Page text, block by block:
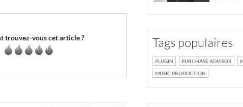
trouvez-vous cet article ? Tags populaires
PLUGIN PURCHASE ADVISOR
MUSIC PRODUCTION